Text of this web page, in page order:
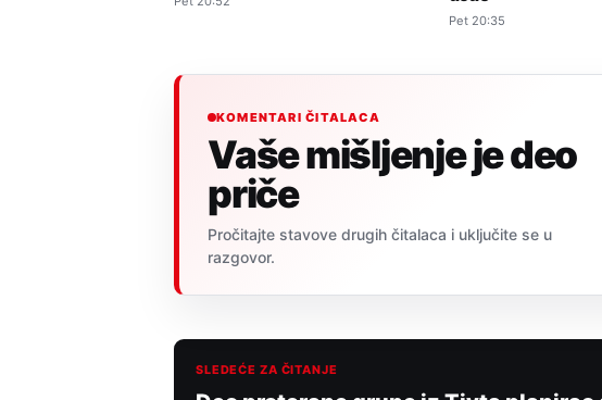
Pet 20:35
KOMENTARI ČITALACA
Vaše mišljenje je deo
priče
Pročitajte stavove drugih čitalaca i uključite se u
razgovor.
SLEDEĆE ZA ČITANJE